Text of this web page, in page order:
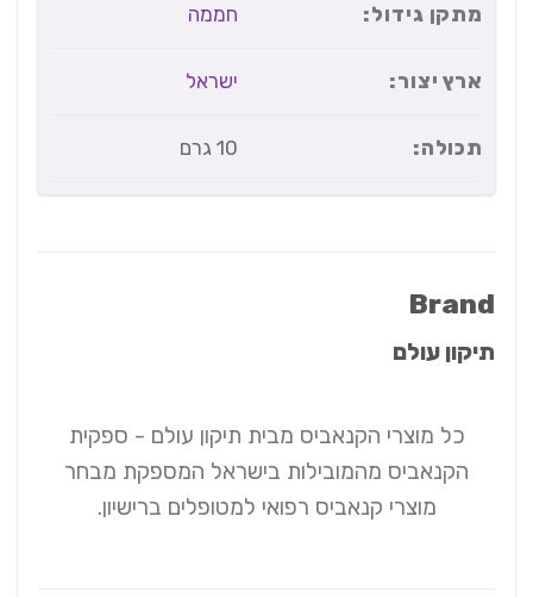
מתקן גידול: חממה
ארץ יצור: ישראל
תכולה: 10 גרם
Brand
תיקון עולם
כל מוצרי הקנאביס מבית תיקון עולם - ספקית
הקנאביס מהמובילות בישראל​​ המספקת מבחר
מוצרי קנאביס רפואי למטופלים ברישיון.